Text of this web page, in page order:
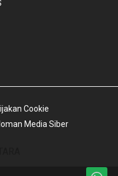
Cookie
Media Siber